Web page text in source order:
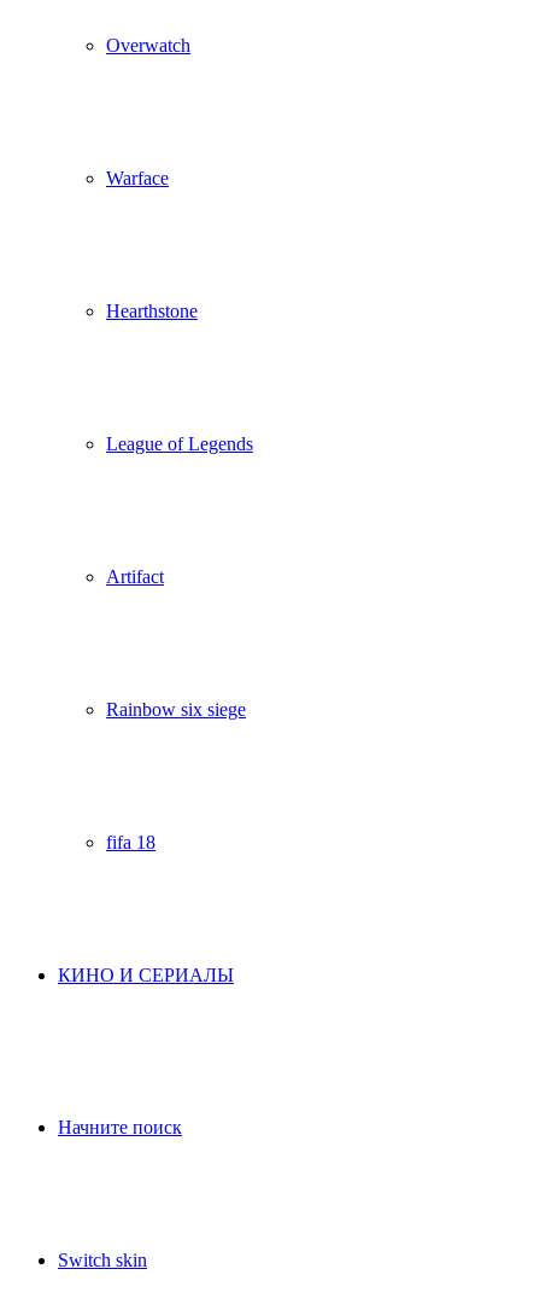
Overwatch
Warface
Hearthstone
League of Legends
Artifact
Rainbow six siege
fifa 18
КИНО И СЕРИАЛЫ
Начните поиск
Switch skin